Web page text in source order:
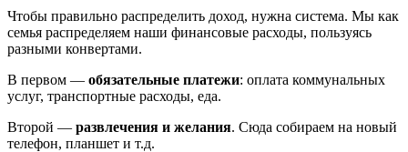
Чтобы правильно распределить доход, нужна система. Мы как
семья распределяем наши финансовые расходы, пользуясь
разными конвертами.
В первом — обязательные платежи: оплата коммунальных
услуг, транспортные расходы, еда.
Второй — развлечения и желания. Сюда собираем на новый
телефон, планшет и т.д.